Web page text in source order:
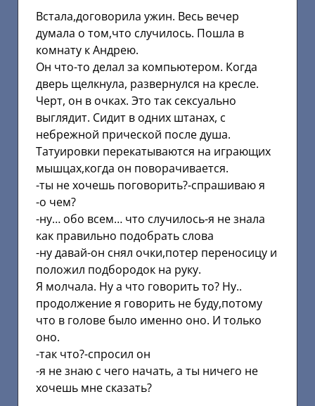
Встала,договорила ужин. Весь вечер
думала о том,что случилось. Пошла в
комнату к Андрею.
Он что-то делал за компьютером. Когда
дверь щелкнула, развернулся на кресле.
Черт, он в очках. Это так сексуально
выглядит. Сидит в одних штанах, с
небрежной прической после душа.
Татуировки перекатываются на играющих
мышцах,когда он поворачивается.
-ты не хочешь поговорить?-спрашиваю я
-о чем?
-ну… обо всем… что случилось-я не знала
как правильно подобрать слова
-ну давай-он снял очки,потер переносицу и
положил подбородок на руку.
Я молчала. Ну а что говорить то? Ну..
продолжение я говорить не буду,потому
что в голове было именно оно. И только
оно.
-так что?-спросил он
-я не знаю с чего начать, а ты ничего не
хочешь мне сказать?